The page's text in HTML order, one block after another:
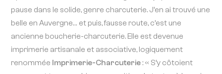
pause dans le solide, genre charcuterie. J’en ai trouvé une
belle en Auvergne… et puis, fausse route, c’est une
ancienne boucherie-charcuterie. Elle est devenue
imprimerie artisanale et associative, logiquement
renommée Imprimerie-Charcuterie : « S’y côtoient